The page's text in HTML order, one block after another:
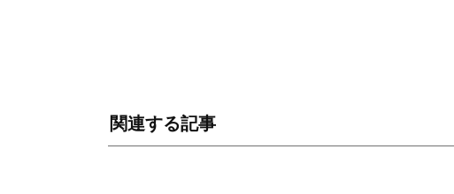
関連する記事